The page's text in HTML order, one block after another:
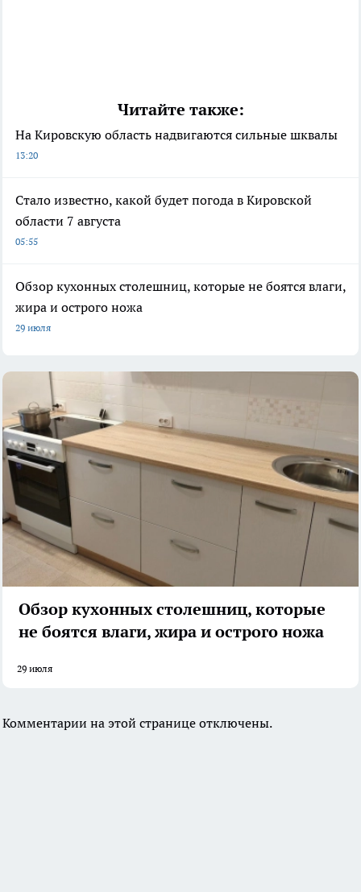
Читайте также:
На Кировскую область надвигаются сильные шквалы
13:20
Стало известно, какой будет погода в Кировской
области 7 августа
05:55
Обзор кухонных столешниц, которые не боятся влаги,
жира и острого ножа
29 июля
Обзор кухонных столешниц, которые
не боятся влаги, жира и острого ножа
29 июля
Комментарии на этой странице отключены.